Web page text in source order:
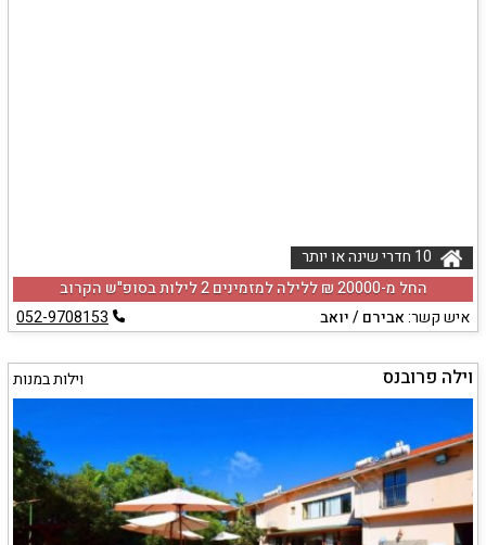
החל מ-‏20000 ₪ ללילה למזמינים 2 לילות בסופ"ש הקרוב
איש קשר:אבירם / יואב 052-9708153
וילה פרובנס וילות במנות